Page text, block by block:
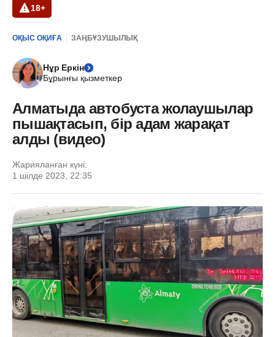
18+
ОҚЫС ОҚИҒА ЗАҢБҰЗУШЫЛЫҚ
Нұр Еркін
Бұрынғы қызметкер
Алматыда автобуста жолаушылар
пышақтасып, бір адам жарақат
алды (видео)
Жарияланған күні:
1 шілде 2023, 22:35